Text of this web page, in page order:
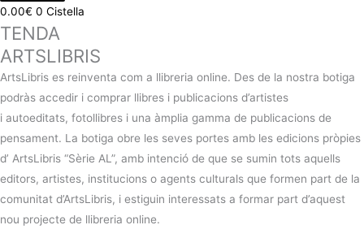
0.00€ 0 Cistella
TENDA
ARTSLIBRIS
ArtsLibris es reinventa com a llibreria online. Des de la nostra botiga
podràs accedir i comprar llibres i publicacions d’artistes
i autoeditats, fotollibres i una àmplia gamma de publicacions de
pensament. La botiga obre les seves portes amb les edicions pròpies
d’ ArtsLibris “Sèrie AL”, amb intenció de que se sumin tots aquells
editors, artistes, institucions o agents culturals que formen part de la
comunitat d’ArtsLibris, i estiguin interessats a formar part d’aquest
nou projecte de llibreria online.